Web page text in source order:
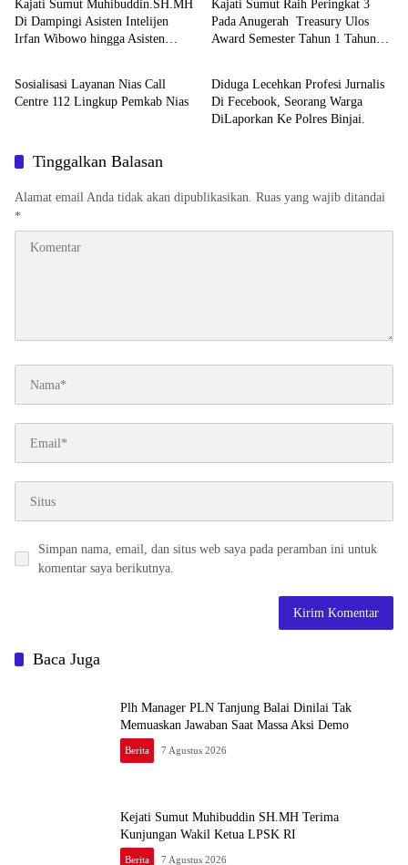
Kajati Sumut Muhibuddin.SH.MH
Di Dampingi Asisten Intelijen
Irfan Wibowo hingga Asisten
Kajati Sumut Raih Peringkat 3
Pada Anugerah Treasury Ulos
Award Semester Tahun 1 Tahun
Berita
Sosialisasi Layanan Nias Call
Centre 112 Lingkup Pemkab Nias
Berita
Diduga Lecehkan Profesi Jurnalis
Di Fecebook, Seorang Warga
DiLaporkan Ke Polres Binjai.
Tinggalkan Balasan
Alamat email Anda tidak akan dipublikasikan. Ruas yang wajib ditandai
*
Simpan nama, email, dan situs web saya pada peramban ini untuk
komentar saya berikutnya.
Baca Juga
Plh Manager PLN Tanjung Balai Dinilai Tak
Memuaskan Jawaban Saat Massa Aksi Demo
Berita 7 Agustus 2026
Kejati Sumut Muhibuddin SH.MH Terima
Kunjungan Wakil Ketua LPSK RI
Berita 7 Agustus 2026